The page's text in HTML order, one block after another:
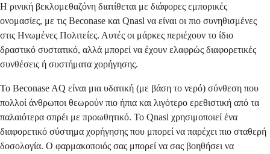
Η ρινική βεκλομεθαζόνη διατίθεται με διάφορες εμπορικές
ονομασίες, με τις Beconase και Qnasl να είναι οι πιο συνηθισμένες
στις Ηνωμένες Πολιτείες. Αυτές οι μάρκες περιέχουν το ίδιο
δραστικό συστατικό, αλλά μπορεί να έχουν ελαφρώς διαφορετικές
συνθέσεις ή συστήματα χορήγησης.
Το Beconase AQ είναι μια υδατική (με βάση το νερό) σύνθεση που
πολλοί άνθρωποι θεωρούν πιο ήπια και λιγότερο ερεθιστική από τα
παλαιότερα σπρέι με προωθητικό. Το Qnasl χρησιμοποιεί ένα
διαφορετικό σύστημα χορήγησης που μπορεί να παρέχει πιο σταθερή
δοσολογία. Ο φαρμακοποιός σας μπορεί να σας βοηθήσει να